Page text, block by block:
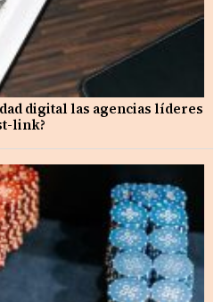
digital las agencias líderes
link?